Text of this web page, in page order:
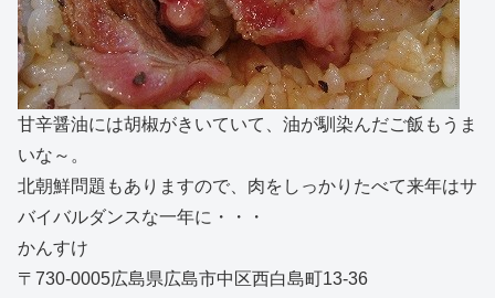
甘辛醤油には胡椒がきいていて、油が馴染んだご飯もうま
いな～。
北朝鮮問題もありますので、肉をしっかりたべて来年はサ
バイバルダンスな一年に・・・
かんすけ
〒730-0005広島県広島市中区西白島町13-36